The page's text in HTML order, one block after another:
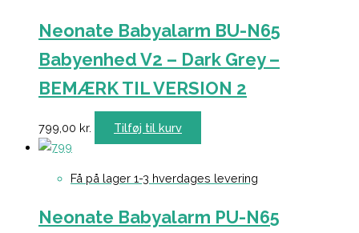
Neonate Babyalarm BU-N65
Babyenhed V2 – Dark Grey –
BEMÆRK TIL VERSION 2
799,00 kr. Tilføj til kurv
Få på lager 1-3 hverdages levering
Neonate Babyalarm PU-N65